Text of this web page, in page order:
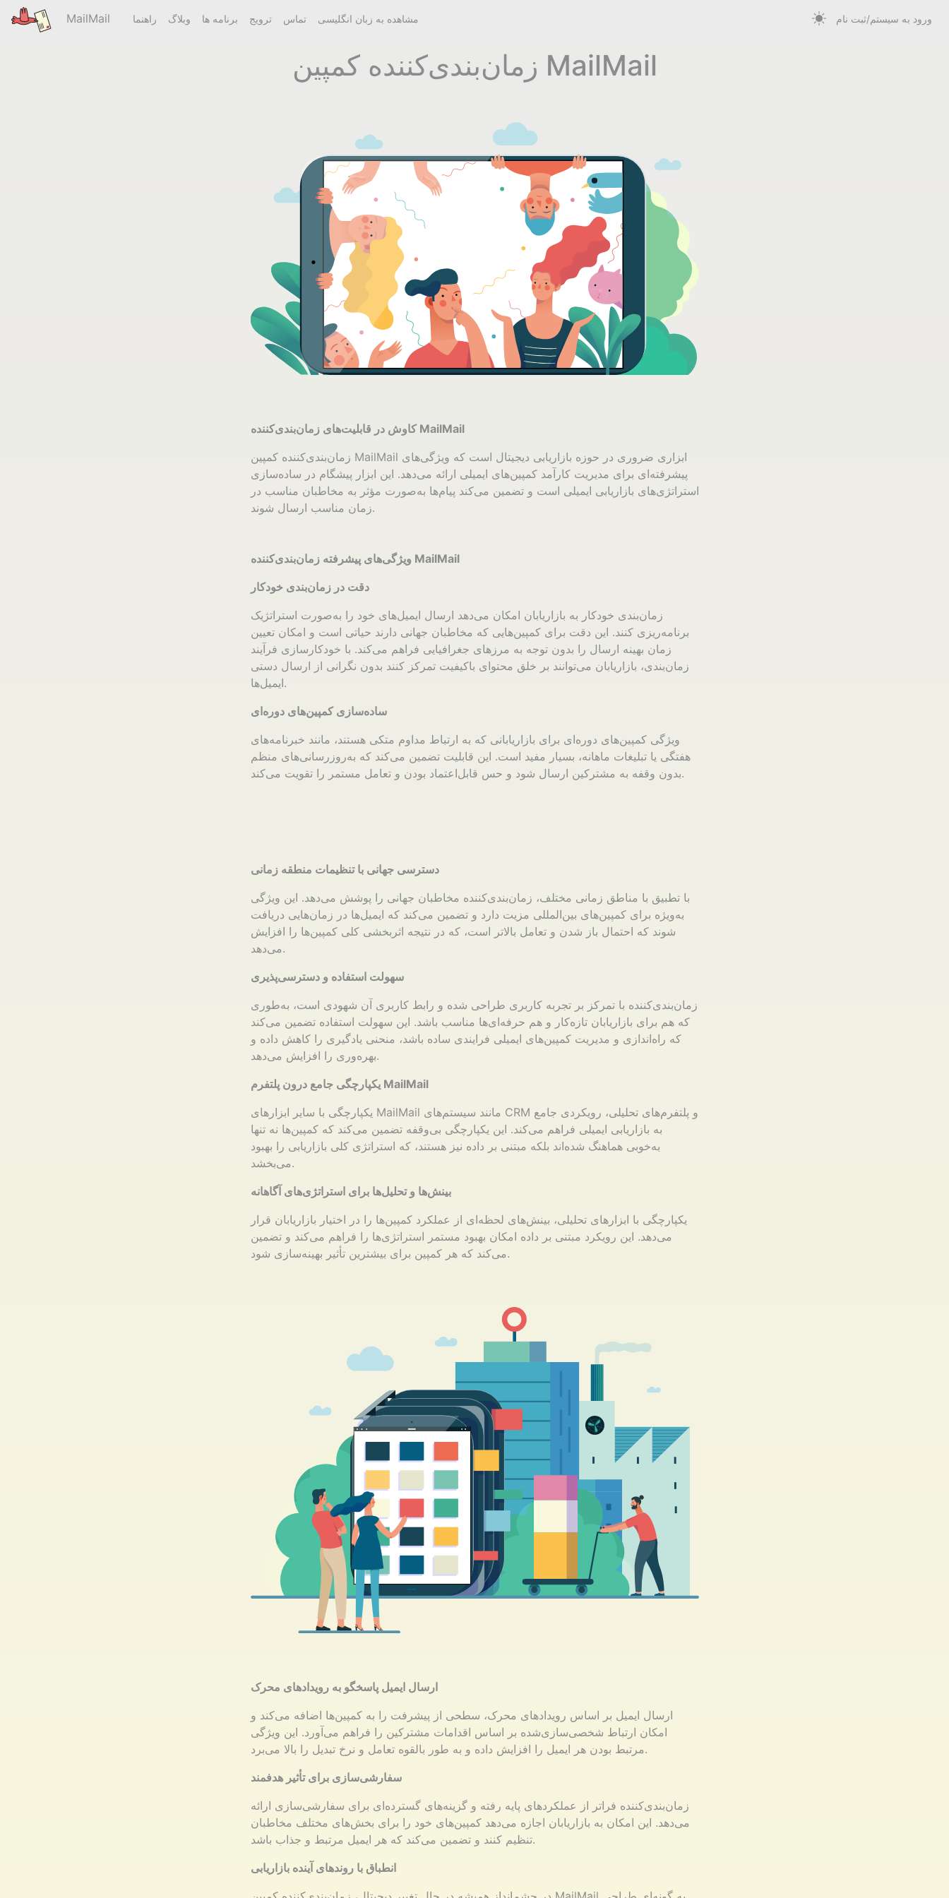
MailMail ورود به سیستم/ثبت نام راهنما وبلاگ برنامه ها ترویج تماس مشاهده به زبان انگلیسی
زمان‌بندی‌کننده کمپین MailMail
کاوش در قابلیت‌های زمان‌بندی‌کننده MailMail
زمان‌بندی‌کننده کمپین MailMail ابزاری ضروری در حوزه بازاریابی دیجیتال است که ویژگی‌های
پیشرفته‌ای برای مدیریت کارآمد کمپین‌های ایمیلی ارائه می‌دهد. این ابزار پیشگام در ساده‌سازی
استراتژی‌های بازاریابی ایمیلی است و تضمین می‌کند پیام‌ها به‌صورت مؤثر به مخاطبان مناسب در
زمان مناسب ارسال شوند.
ویژگی‌های پیشرفته زمان‌بندی‌کننده MailMail
دقت در زمان‌بندی خودکار
زمان‌بندی خودکار به بازاریابان امکان می‌دهد ارسال ایمیل‌های خود را به‌صورت استراتژیک
برنامه‌ریزی کنند. این دقت برای کمپین‌هایی که مخاطبان جهانی دارند حیاتی است و امکان تعیین
زمان بهینه ارسال را بدون توجه به مرزهای جغرافیایی فراهم می‌کند. با خودکارسازی فرآیند
زمان‌بندی، بازاریابان می‌توانند بر خلق محتوای باکیفیت تمرکز کنند بدون نگرانی از ارسال دستی
ایمیل‌ها.
ساده‌سازی کمپین‌های دوره‌ای
ویژگی کمپین‌های دوره‌ای برای بازاریابانی که به ارتباط مداوم متکی هستند، مانند خبرنامه‌های
هفتگی یا تبلیغات ماهانه، بسیار مفید است. این قابلیت تضمین می‌کند که به‌روزرسانی‌های منظم
بدون وقفه به مشترکین ارسال شود و حس قابل‌اعتماد بودن و تعامل مستمر را تقویت می‌کند.
دسترسی جهانی با تنظیمات منطقه زمانی
با تطبیق با مناطق زمانی مختلف، زمان‌بندی‌کننده مخاطبان جهانی را پوشش می‌دهد. این ویژگی
به‌ویژه برای کمپین‌های بین‌المللی مزیت دارد و تضمین می‌کند که ایمیل‌ها در زمان‌هایی دریافت
شوند که احتمال باز شدن و تعامل بالاتر است، که در نتیجه اثربخشی کلی کمپین‌ها را افزایش
می‌دهد.
سهولت استفاده و دسترسی‌پذیری
زمان‌بندی‌کننده با تمرکز بر تجربه کاربری طراحی شده و رابط کاربری آن شهودی است، به‌طوری
که هم برای بازاریابان تازه‌کار و هم حرفه‌ای‌ها مناسب باشد. این سهولت استفاده تضمین می‌کند
که راه‌اندازی و مدیریت کمپین‌های ایمیلی فرایندی ساده باشد، منحنی یادگیری را کاهش داده و
بهره‌وری را افزایش می‌دهد.
یکپارچگی جامع درون پلتفرم MailMail
یکپارچگی با سایر ابزارهای MailMail مانند سیستم‌های CRM و پلتفرم‌های تحلیلی، رویکردی جامع
به بازاریابی ایمیلی فراهم می‌کند. این یکپارچگی بی‌وقفه تضمین می‌کند که کمپین‌ها نه تنها
به‌خوبی هماهنگ شده‌اند بلکه مبتنی بر داده نیز هستند، که استراتژی کلی بازاریابی را بهبود
می‌بخشد.
بینش‌ها و تحلیل‌ها برای استراتژی‌های آگاهانه
یکپارچگی با ابزارهای تحلیلی، بینش‌های لحظه‌ای از عملکرد کمپین‌ها را در اختیار بازاریابان قرار
می‌دهد. این رویکرد مبتنی بر داده امکان بهبود مستمر استراتژی‌ها را فراهم می‌کند و تضمین
می‌کند که هر کمپین برای بیشترین تأثیر بهینه‌سازی شود.
ارسال ایمیل پاسخگو به رویدادهای محرک
ارسال ایمیل بر اساس رویدادهای محرک، سطحی از پیشرفت را به کمپین‌ها اضافه می‌کند و
امکان ارتباط شخصی‌سازی‌شده بر اساس اقدامات مشترکین را فراهم می‌آورد. این ویژگی
مرتبط بودن هر ایمیل را افزایش داده و به طور بالقوه تعامل و نرخ تبدیل را بالا می‌برد.
سفارشی‌سازی برای تأثیر هدفمند
زمان‌بندی‌کننده فراتر از عملکردهای پایه رفته و گزینه‌های گسترده‌ای برای سفارشی‌سازی ارائه
می‌دهد. این امکان به بازاریابان اجازه می‌دهد کمپین‌های خود را برای بخش‌های مختلف مخاطبان
تنظیم کنند و تضمین می‌کند که هر ایمیل مرتبط و جذاب باشد.
انطباق با روندهای آینده بازاریابی